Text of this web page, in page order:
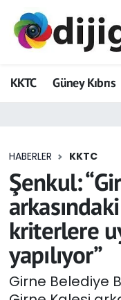
KKTC Güney Kıbrıs
HABERLER KKTC
Şenkul:
kriterlere
yapılıyor”
Girne Belediye
Dijigazete
Eğitim
Ekonomi
Foto Galeri
GEZİ
Hava
Trafik Durumu
Tüm Manşetler
Son Dakika
Haber Arşivi